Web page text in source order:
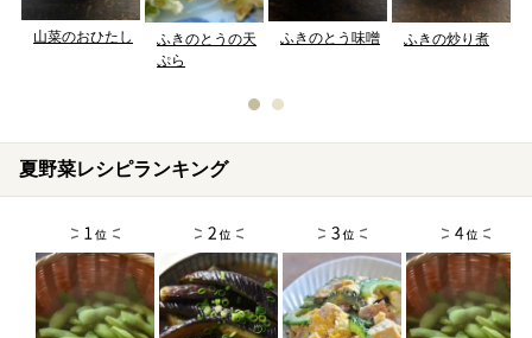
山菜のおひたし
ふきのとうの天
ぷら
ふきのとう味噌 ふきの炒り煮
夏野菜レシピランキング